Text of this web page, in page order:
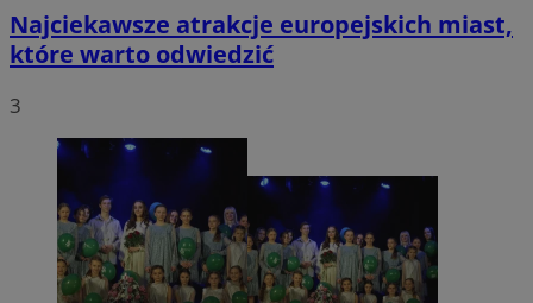
Najciekawsze atrakcje europejskich miast,
które warto odwiedzić
3